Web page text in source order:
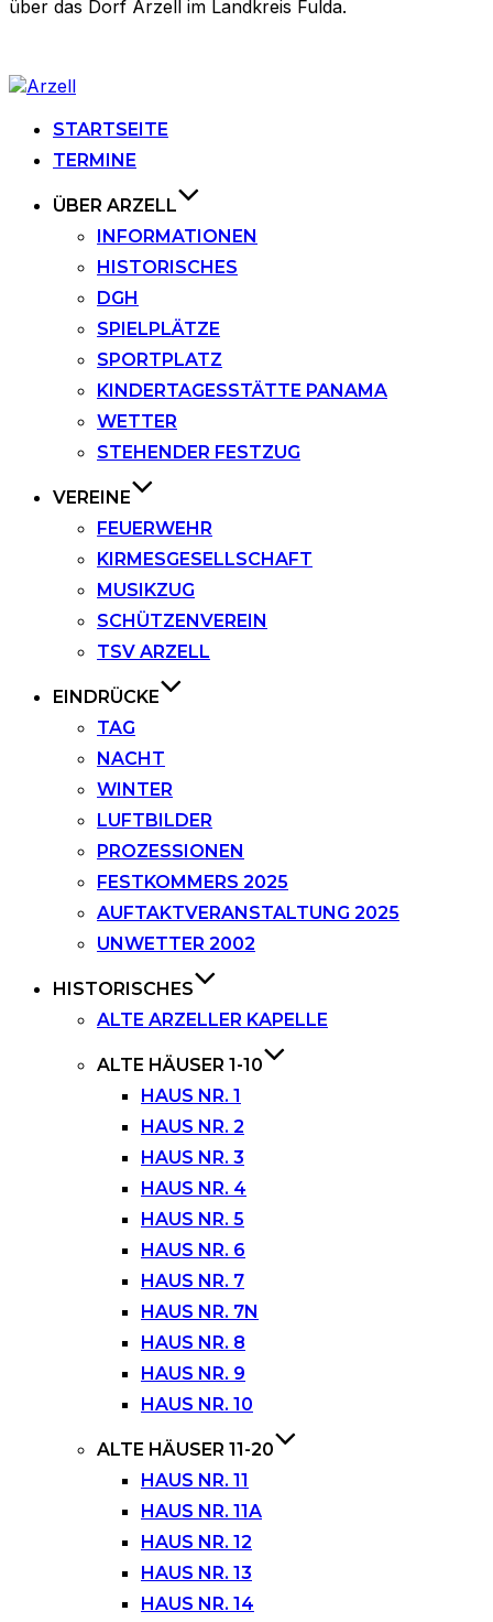
über das Dorf Arzell im Landkreis Fulda.
Zu
springenSTARTSEITE
TERMINE
ÜBER ARZELL
INFORMATIONEN
HISTORISCHES
DGH
SPIELPLÄTZE
SPORTPLATZ
KINDERTAGESSTÄTTE PANAMA
WETTER
STEHENDER FESTZUG
VEREINE
FEUERWEHR
KIRMESGESELLSCHAFT
MUSIKZUG
SCHÜTZENVEREIN
TSV ARZELL
EINDRÜCKE
TAG
NACHT
WINTER
LUFTBILDER
PROZESSIONEN
FESTKOMMERS 2025
AUFTAKTVERANSTALTUNG 2025
UNWETTER 2002
HISTORISCHES
ALTE ARZELLER KAPELLE
ALTE HÄUSER 1-10
HAUS NR. 1
HAUS NR. 2
HAUS NR. 3
HAUS NR. 4
HAUS NR. 5
HAUS NR. 6
HAUS NR. 7
HAUS NR. 7N
HAUS NR. 8
HAUS NR. 9
HAUS NR. 10
ALTE HÄUSER 11-20
HAUS NR. 11
HAUS NR. 11A
HAUS NR. 12
HAUS NR. 13
HAUS NR. 14